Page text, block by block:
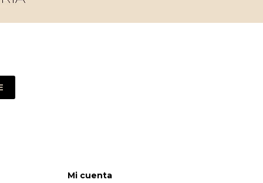
Mi cuenta